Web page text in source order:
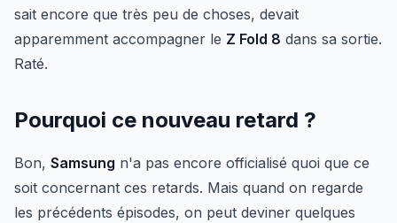
sait encore que très peu de choses, devait
apparemment accompagner le Z Fold 8 dans sa sortie.
Raté.
Pourquoi ce nouveau retard ?
Bon, Samsung n'a pas encore officialisé quoi que ce
soit concernant ces retards. Mais quand on regarde
les précédents épisodes, on peut deviner quelques